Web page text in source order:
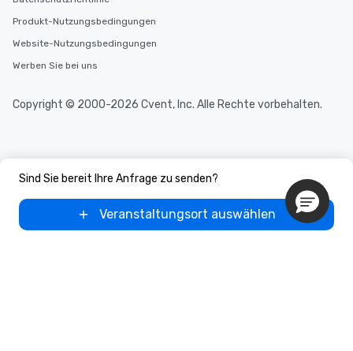
Sind Sie bereit Ihre Anfrage zu senden?
Veranstaltungsort auswählen
Produkt-Nutzungsbedingungen
Website-Nutzungsbedingungen
Werben Sie bei uns
Copyright © 2000-2026 Cvent, Inc. Alle Rechte vorbehalten.